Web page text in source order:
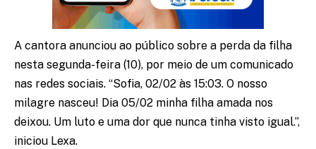
A cantora anunciou ao público sobre a perda da filha
nesta segunda-feira (10), por meio de um comunicado
nas redes sociais. “Sofia, 02/02 às 15:03. O nosso
milagre nasceu! Dia 05/02 minha filha amada nos
deixou. Um luto e uma dor que nunca tinha visto igual.”,
iniciou Lexa.